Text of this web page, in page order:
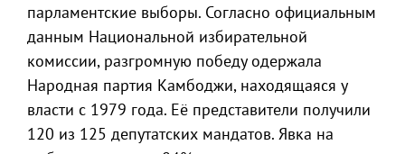
парламентские выборы. Согласно официальным
данным Национальной избирательной
комиссии, разгромную победу одержала
Народная партия Камбоджи, находящаяся у
власти с 1979 года. Её представители получили
120 из 125 депутатских мандатов. Явка на